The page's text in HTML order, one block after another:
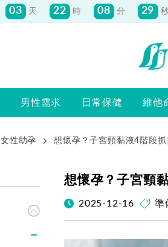
03 天 22 時 08 分 28
男性需求 日常保健 維他
女性助孕 想懷孕？子宮頸黏液4階段
想懷孕？子宮頸
2025-12-16 準